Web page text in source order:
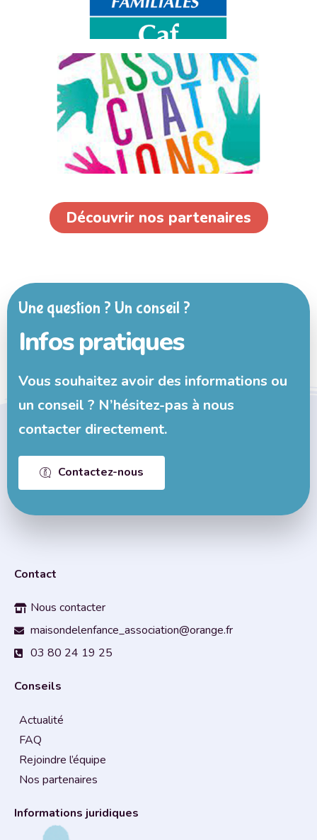
Découvrir nos partenaires
Une question ? Un conseil ?
Infos pratiques
Vous souhaitez avoir des informations ou
un conseil ? N’hésitez-pas à nous
contacter directement.
Contactez-nous
Informations juridiques
Conseils
Actualité
FAQ
Rejoindre l’équipe
Nos partenaires
Contact
Nous contacter
maisondelenfance_association@orange.fr
03 80 24 19 25